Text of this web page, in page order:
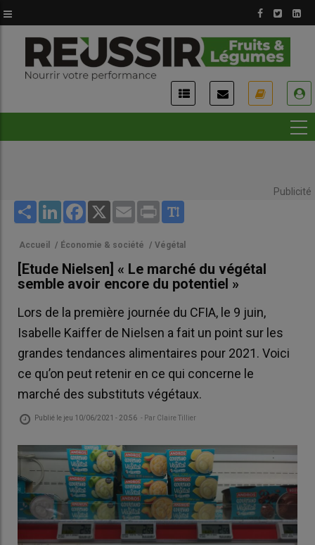
au
contenu
principal
Publicité
Share LinkedInFacebook
X Email Print
Accueil / Économie & société / Végétal
[Etude Nielsen] « Le marché du végétal
semble avoir encore du potentiel »
Lors de la première journée du CFIA, le 9 juin,
Isabelle Kaiffer de Nielsen a fait un point sur les
grandes tendances alimentaires pour 2021. Voici
ce qu’on peut retenir en ce qui concerne le
marché des substituts végétaux.
Publié le jeu 10/06/2021 - 20:56 - Par Claire Tillier